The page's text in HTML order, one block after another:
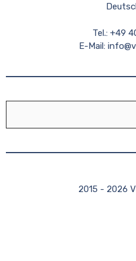
Tel.: +49
E-Mail:
2015 - 2026